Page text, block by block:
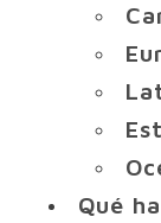
Qué